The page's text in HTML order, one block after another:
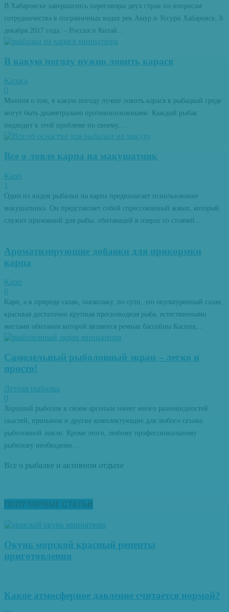
В Хабаровске завершились переговоры двух стран по вопросам
сотрудничества в пограничных водах рек Амур и Уссури Хабаровск, 8
декабря 2017 года. – Россия и Китай...
В какую погоду нужно ловить карася
Карась
0
Мнения о том, в какую погоду лучше ловить карася в рыбацкой среде
могут быть диаметрально противоположными. Каждый рыбак
подходит к этой проблеме по своему,...
Все о ловле карпа на макушатник
Карп
1
Один из видов рыбалки на карпа предполагает использование
макушатника. Он представляет собой спрессованный жмых, который
служит приманкой для рыбы, обитающей в озерах со стоячей...
Ароматизирующие добавки для прикормки
карпа
Карп
0
Карп, а в природе сазан, поскольку, по сути, это окультуренный сазан,
красивая достаточно крупная пресноводная рыба, естественными
местами обитания которой являются речные бассейны Каспия,...
Самодельный рыболовный экран – легко и
просто!
Летняя рыбалка
0
Хороший рыболов в своем арсенале имеет много разновидностей
снастей, приманок и другие комплектующие для любого сезона
рыболовной ловли. Кроме этого, любому профессиональному
рыболову необходимо...
Все о рыбалке и активном отдыхе
ПОПУЛЯРНЫЕ СТАТЬИ
Окунь морской красный рецепты
приготовления
Какое атмосферное давление считается нормой?